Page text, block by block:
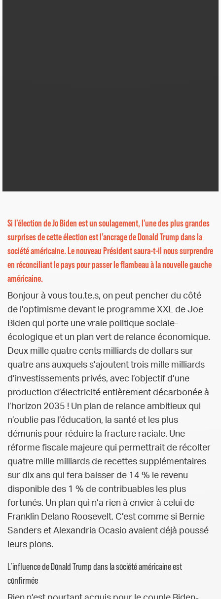
Si l’élection de Jo Biden est un soulagement, l’une des plus grandes
surprises de cette élection est l’ancrage de Donald Trump dans la
société américaine. Le nouveau Président saura-t-il nous surprendre
en réconciliant le pays pour passer le flambeau à la nouvelle gauche
américaine.
Bonjour à vous tou.te.s, on peut pencher du côté
de l’optimisme devant le programme XXL de Joe
Biden qui porte une vraie politique sociale-
écologique et un plan vert de relance économique.
Deux mille quatre cents milliards de dollars sur
quatre ans auxquels s’ajoutent trois mille milliards
d’investissements privés, avec l’objectif d’une
production d’électricité entièrement décarbonée à
l’horizon 2035 ! Un plan de relance ambitieux qui
n’oublie pas l’éducation, la santé et les plus
démunis pour réduire la fracture raciale. Une
réforme fiscale majeure qui permettrait de récolter
quatre mille milliards de recettes supplémentaires
sur dix ans qui fera baisser de 14 % le revenu
disponible des 1 % de contribuables les plus
fortunés. Un plan qui n’a rien à envier à celui de
Franklin Delano Roosevelt. C’est comme si Bernie
Sanders et Alexandria Ocasio avaient déjà poussé
leurs pions.
L’influence de Donald Trump dans la société américaine est
confirmée